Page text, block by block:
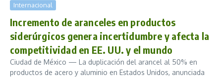
Internacional
Incremento de aranceles en productos
siderúrgicos genera incertidumbre y afecta la
competitividad en EE. UU. y el mundo
Ciudad de México — La duplicación del arancel al 50% en
productos de acero y aluminio en Estados Unidos, anunciada